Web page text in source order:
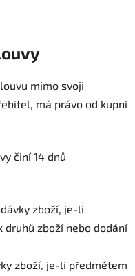
mimo svoji
má právo od kupní
činí 14 dnů
zboží, je-li
zboží nebo dodání
zboží, je-li předmětem